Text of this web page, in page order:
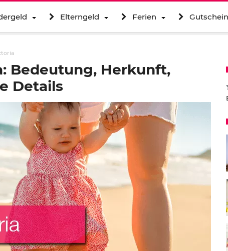
Elterngeld Ferien
Bedeutung, Herkunft,
Details